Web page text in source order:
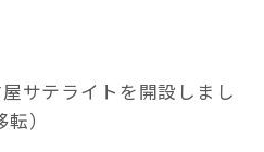
テライトを開設しまし
）